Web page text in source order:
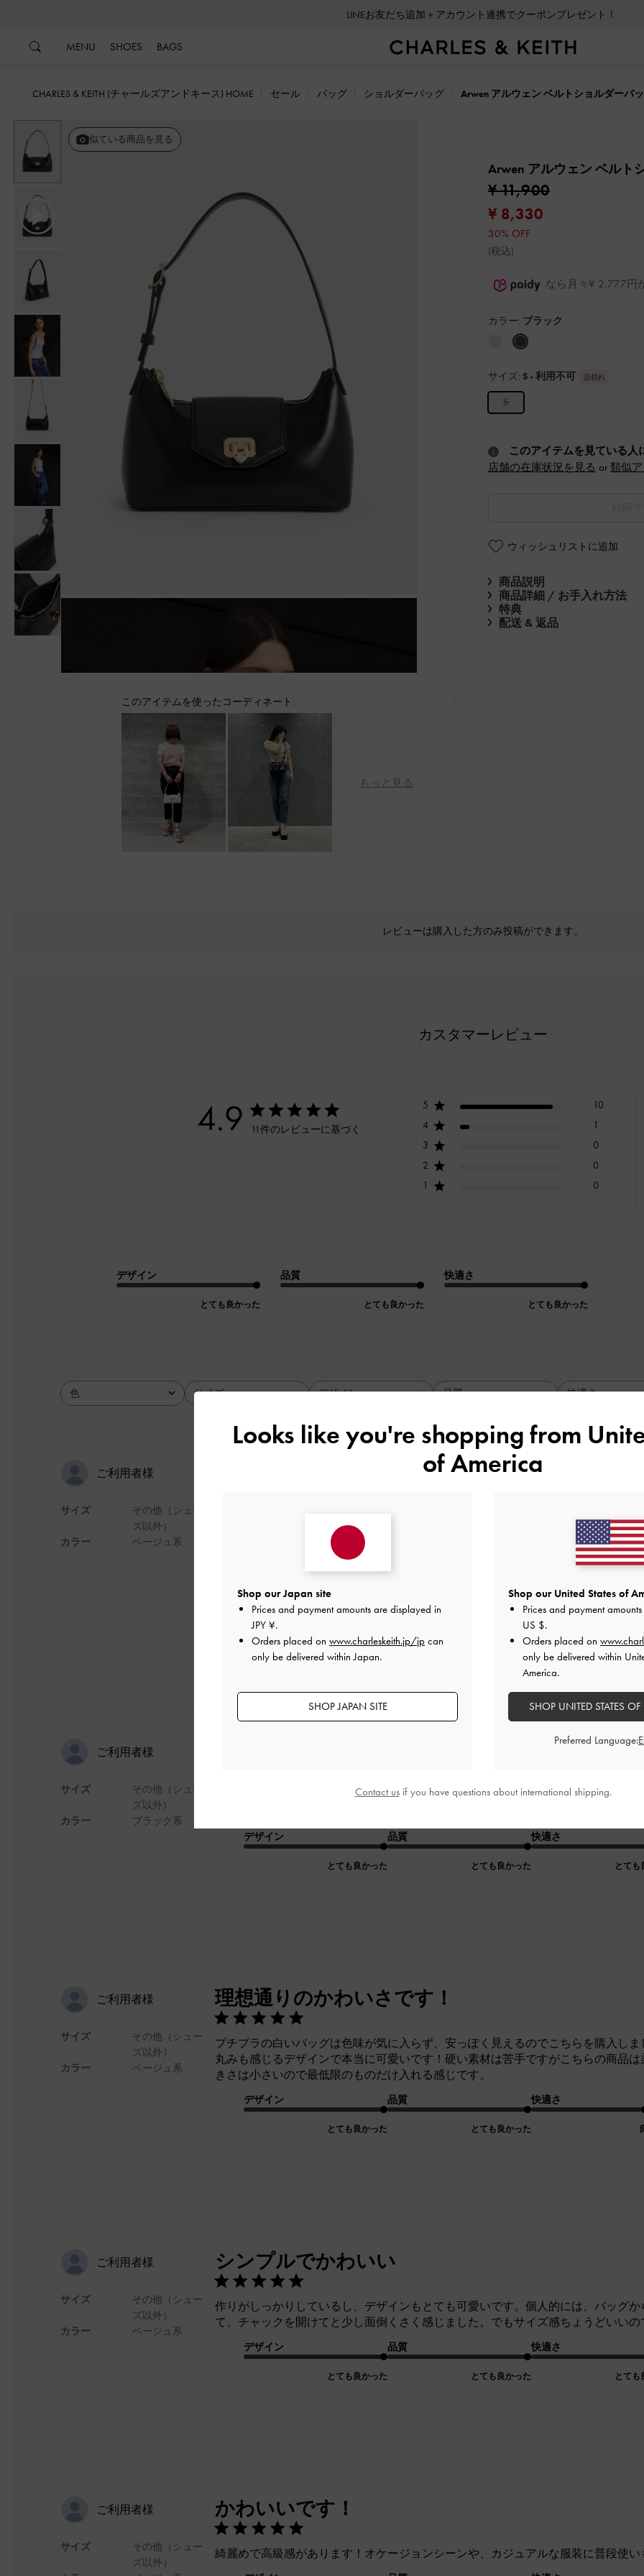
LINEお友だち追加＋アカウント連携でクーポンプレゼント！
MENU SHOES BAGS
CHARLES & KEITH (チャールズアンドキース) HOME セール バッグ ショルダーバッグ Arwen アルウェン ベルトショルダーバ
戻る 似ている商品を見る
Arwen アルウェン ベルト
¥ 11,900
¥ 8,330
30% OFF
(税込)
なら月々¥ 2,777円
カラー: ブラック
サイズ: S - 利用不可 品切れ
S
このアイテムを見ている人
店舗の在庫状況を見る or 類似
ウィッシュリストに追加
商品説明
商品詳細 / お手入れ方法
特典
配送 & 返品
このアイテムを使ったコーディネート:
もっと見る
レビューは購入した方のみ投稿ができます。
カスタマーレビュー
4.9 11件のレビューに基づく
5
10
4
1
3
0
2
0
1
0
デザイン
とても良かった
品質
とても良かった
快適さ
とても良かった
色全て サイズ デザイン 品質 快適さ
ご利用者様
サイズ
カラー
その他（シュー
ズ以外）
ベージュ系
フラップや全体のフォルムなどデザインが安っぽくないけどかっちりしすぎなく
で、色味は白すぎずくすみすぎず、季節も合わせる服装もあまり選ばないと思い
れは！と思いすぐ購入しました。写真通りで安心です✨容量はそこまでないのが
ん出番がありそうです！大事に使います。
デザイン
とても良かった
快適さ
とて
ご利用者様
サイズ
カラー
その他（シュー
ズ以外）
ブラック系
普段使いもフォーマル使いもできる、バッグです。
財布、スマホをいれても余裕があるサイズで、ストラップの長さも調節できるので
デザイン
とても良かった
品質
とても良かった
快適さ
とても
ご利用者様
サイズ
カラー
その他（シュー
ズ以外）
ベージュ系
理想通りのかわいさです！
プチプラの白いバッグは色味が気に入らず、安っぽく見えるのでこちらを購入し
丸みも感じるデザインで本当に可愛いです！硬い素材は苦手ですがこちらの商品
きさは小さいので最低限のものだけ入れる感じです。
デザイン
とても良かった
品質
とても良かった
快適さ
ご利用者様
サイズ
カラー
その他（シュー
ズ以外）
ベージュ系
シンプルでかわいい
作りがしっかりしているし、デザインもとても可愛いです。個人的には、バッグ
て、チャックを開けてと少し面倒くさく感じました。でもサイズ感ちょうどいいの
デザイン
とても良かった
品質
とても良かった
快適さ
とても
ご利用者様
サイズ
その他（シュー
ズ以外）
かわいいです！
綺麗めで高級感があります！オケージョンシーンや、カジュアルな服装に普段使い
Looks like you're shopping from
of America
Shop our Japan site
Prices and payment amounts are displayed in
JPY ¥.
Orders placed on www.charleskeith.jp/jp can
only be delivered within Japan.
SHOP JAPAN SITE
Shop our United States of
Prices and payment
US $.
Orders placed on
only be delivered within
America.
SHOP UNITED STATES
Preferred Language:
Contact usif you have questions about international shipping.